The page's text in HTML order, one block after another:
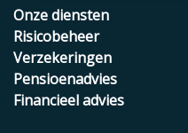
Onze diensten
Risicobeheer
Verzekeringen
Pensioenadvies
Financieel advies